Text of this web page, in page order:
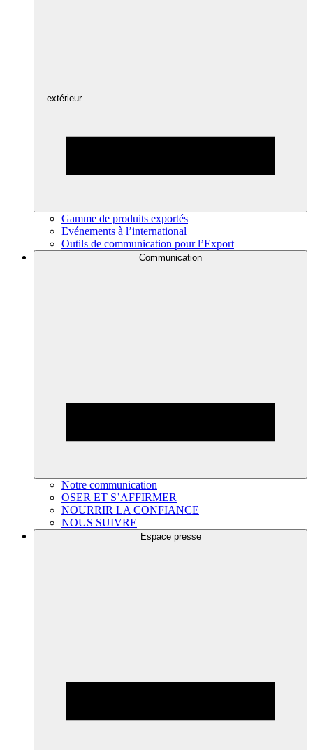
extérieur
Gamme de produits exportés
Evénements à l’international
Outils de communication pour l’Export
Communication
Notre communication
OSER ET S’AFFIRMER
NOURRIR LA CONFIANCE
NOUS SUIVRE
Espace presse